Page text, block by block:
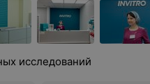
исследований